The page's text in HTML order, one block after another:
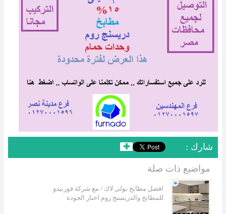
: شارك ✚
مواضيع ذات صلة
افضل مطابخ بولى لاك / مع شركة فورنيدو
للمطابخ والدريسنج روم اختار الجودة